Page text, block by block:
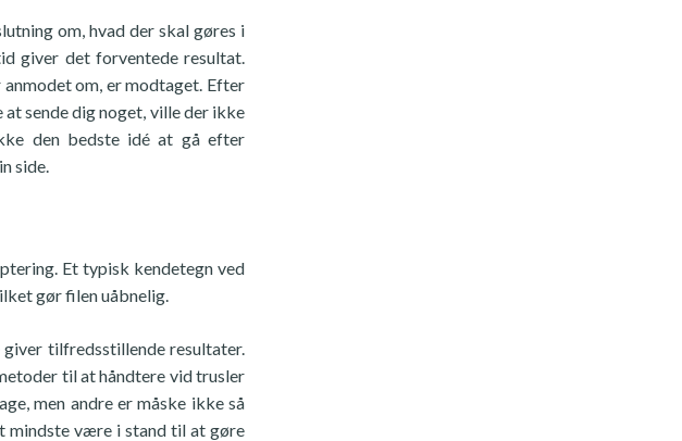
om, hvad der skal gøres i
giver det forventede resultat.
om, er modtaget. Efter
sende dig noget, ville der ikke
den bedste idé at gå efter
side.
Et typisk kendetegn ved
gør filen uåbnelig.
tilfredsstillende resultater.
til at håndtere vid trusler
men andre er måske ikke så
mindste være i stand til at gøre